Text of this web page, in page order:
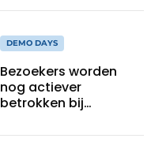
DEMO DAYS
Bezoekers worden
nog actiever
betrokken bij